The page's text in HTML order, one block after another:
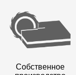
Собственное